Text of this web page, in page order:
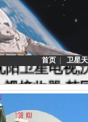
首页| 卫星
卫星电视,
视接收器,韩
联系电